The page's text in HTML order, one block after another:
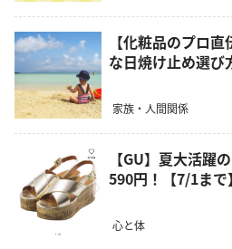
【化粧品のプロ
な日焼け止め選び
家族・人間関係
【GU】夏大活躍
590円！【7/1まで】
心と体